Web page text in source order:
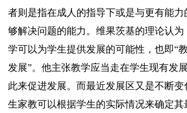
者则是指在成人的指导下或是与更有能
够解决问题的能力。维果茨基的理论认
学可以为学生提供发展的可能性，也即“
发展”。他主张教学应当走在学生现有发
此来促进发展。而最近发展区又是不断
生家教可以根据学生的实际情况来确定